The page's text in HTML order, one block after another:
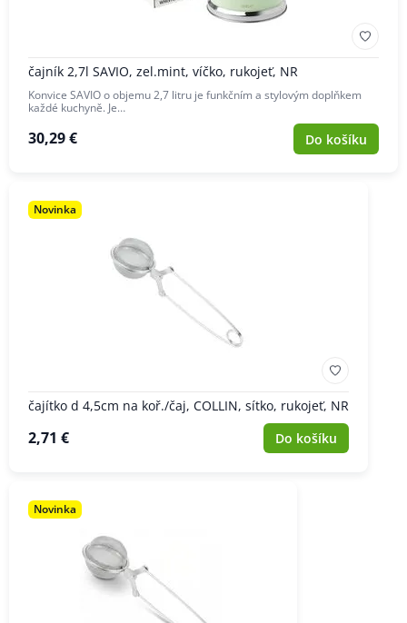
čajník 2,7l SAVIO, zel.mint, víčko, rukojeť, NR
Konvice SAVIO o objemu 2,7 litru je funkčním a stylovým doplňkem
každé kuchyně. Je…
30,29 € Do košíku
Novinka
čajítko d 4,5cm na koř./čaj, COLLIN, sítko, rukojeť, NR
2,71 € Do košíku
Novinka